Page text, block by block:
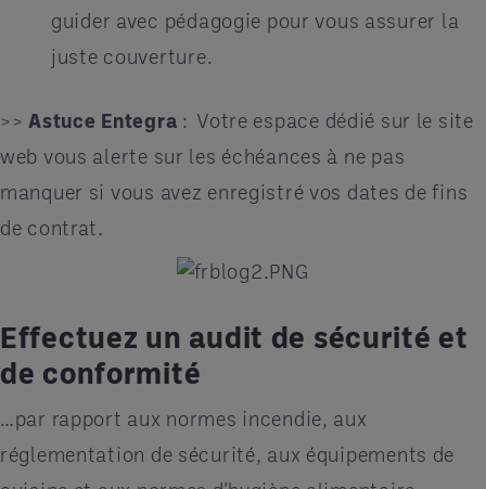
guider avec pédagogie pour vous assurer la
juste couverture.
>> Astuce Entegra : Votre espace dédié sur le site
web vous alerte sur les échéances à ne pas
manquer si vous avez enregistré vos dates de fins
de contrat.
Effectuez un audit de sécurité et
de conformité
…par rapport aux normes incendie, aux
réglementation de sécurité, aux équipements de